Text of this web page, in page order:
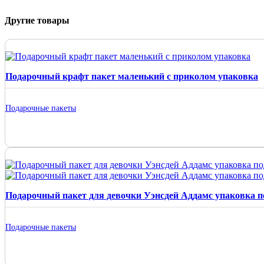
Другие товары
Подарочный крафт пакет маленький с приколом упаковка
Подарочные пакеты
Подарочный пакет для девочки Уэнсдей Аддамс упаковка
Подарочные пакеты